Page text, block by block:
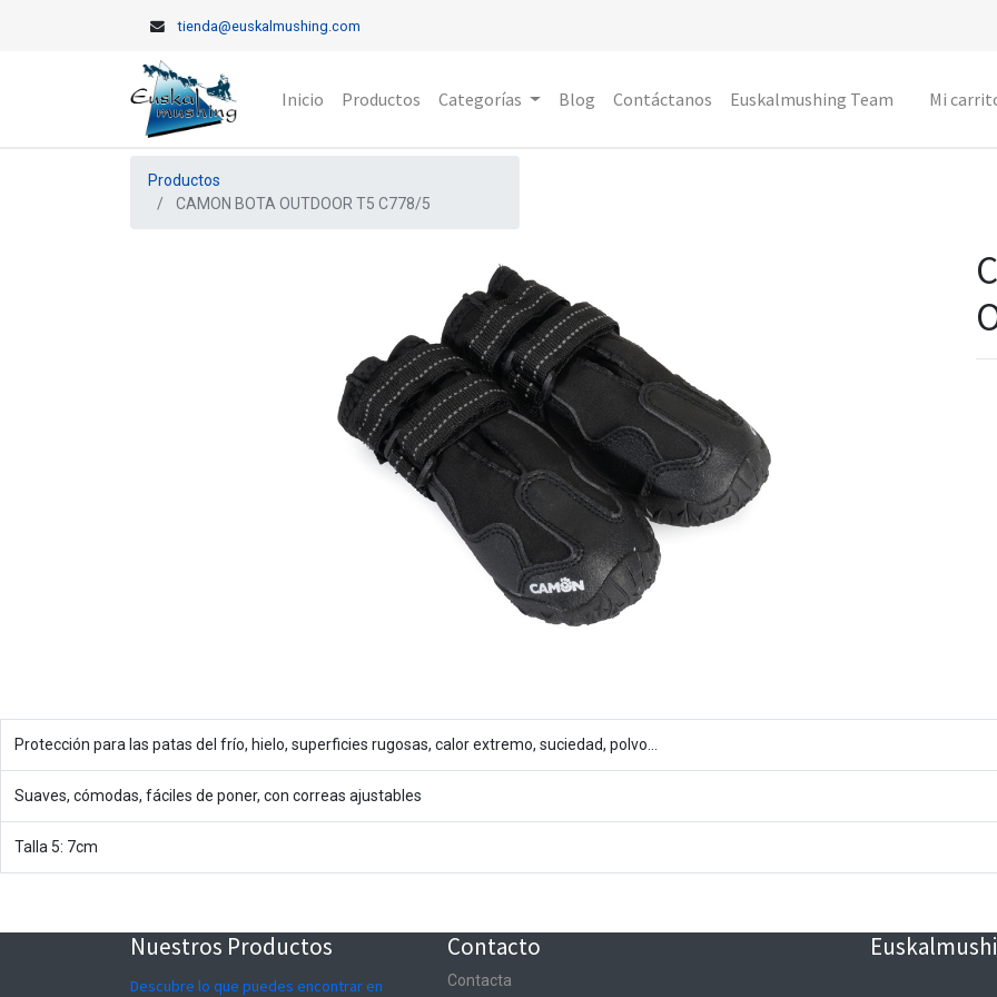
tienda@euskalmushing.com
Inicio Productos Categorías Blog Contáctanos Euskalmushing Team Mi
Productos
CAMON BOTA OUTDOOR T5 C778/5
Protección para las patas del frío, hielo, superficies rugosas, calor extremo, suciedad, polvo...
Suaves, cómodas, fáciles de poner, con correas ajustables
Talla 5: 7cm
Nuestros Productos
Descubre lo que puedes encontrar en
Contacto
Contacta